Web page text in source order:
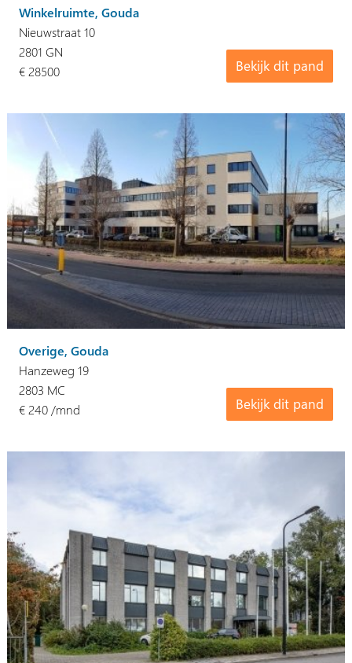
Winkelruimte, Gouda
Nieuwstraat 10
Bekijk dit pand
2801 GN
€ 28500
Overige, Gouda
Hanzeweg 19
Bekijk dit pand
2803 MC
€ 240 /mnd